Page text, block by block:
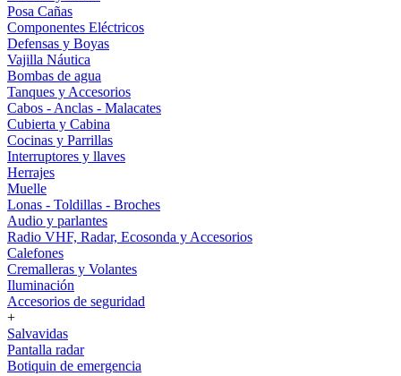
Posa Cañas
Componentes Eléctricos
Defensas y Boyas
Vajilla Náutica
Bombas de agua
Tanques y Accesorios
Cabos - Anclas - Malacates
Cubierta y Cabina
Cocinas y Parrillas
Interruptores y llaves
Herrajes
Muelle
Lonas - Toldillas - Broches
Audio y parlantes
Radio VHF, Radar, Ecosonda y Accesorios
Calefones
Cremalleras y Volantes
Iluminación
Accesorios de seguridad
+
Salvavidas
Pantalla radar
Botiquin de emergencia